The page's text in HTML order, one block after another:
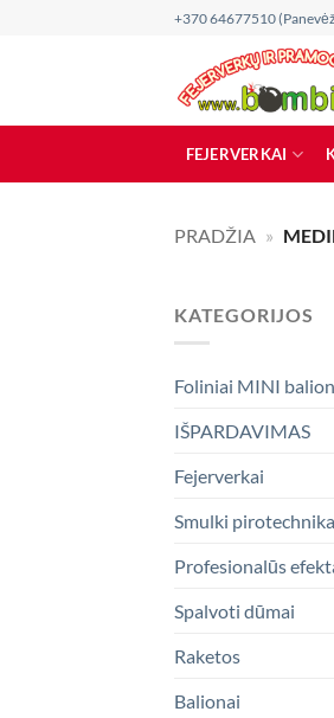
+370 64677510
FEJERVERKAI
PRADŽIA »
KATEGORIJOS
Foliniai MINI
IŠPARDAVIMAS
Fejerverkai
Smulki pirotechnika
Profesionalūs
Spalvoti dūmai
Raketos
Balionai